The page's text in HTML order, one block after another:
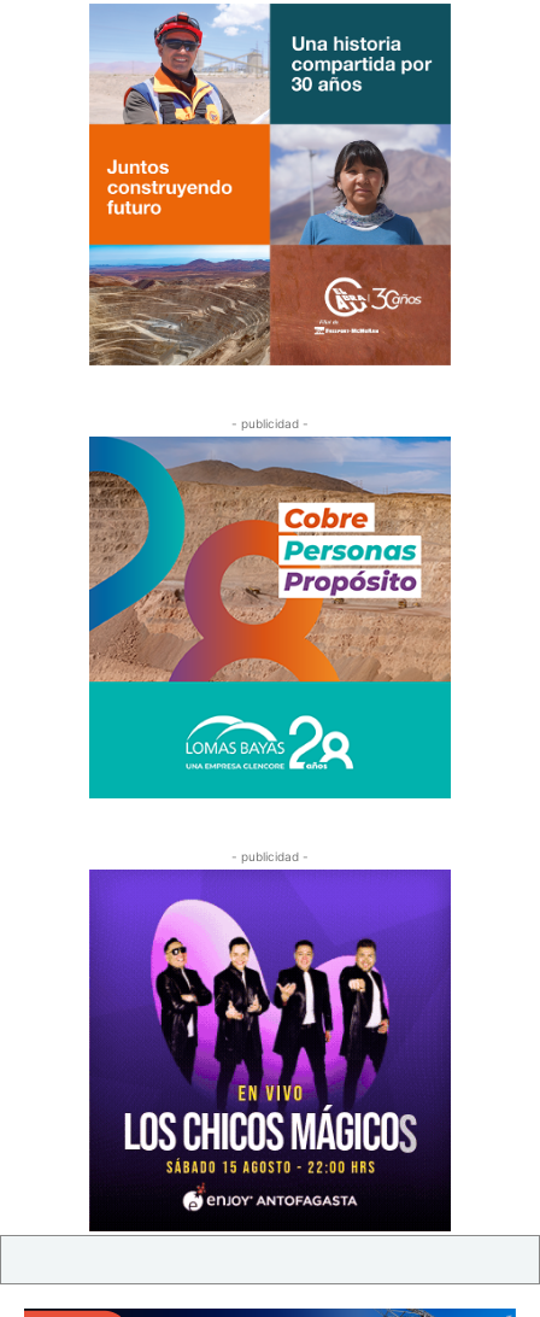
- publicidad -
- publicidad -